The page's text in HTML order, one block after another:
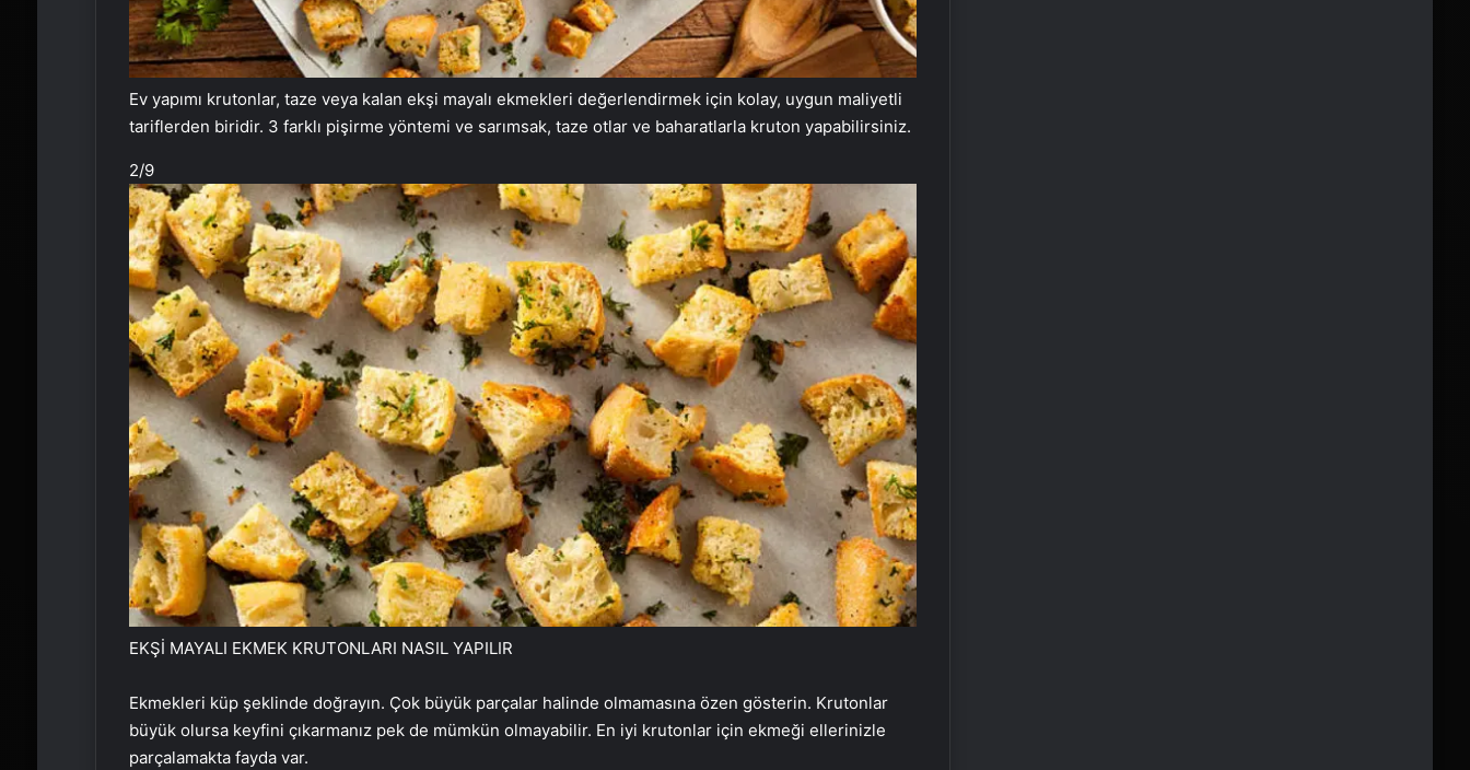
Ev yapımı krutonlar, taze veya kalan ekşi mayalı ekmekleri değerlendirmek için kolay, uygun maliyetli
tariflerden biridir. 3 farklı pişirme yöntemi ve sarımsak, taze otlar ve baharatlarla kruton yapabilirsiniz.
2/9
EKŞİ MAYALI EKMEK KRUTONLARI NASIL YAPILIR
Ekmekleri küp şeklinde doğrayın. Çok büyük parçalar halinde olmamasına özen gösterin. Krutonlar
büyük olursa keyfini çıkarmanız pek de mümkün olmayabilir. En iyi krutonlar için ekmeği ellerinizle
parçalamakta fayda var.